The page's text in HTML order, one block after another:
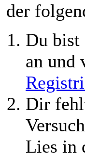
der
Du bist
an und
Dir
Lies in